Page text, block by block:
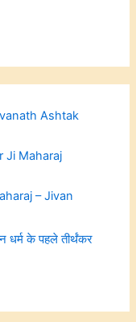
Ashtak
Ji Maharaj
– Jivan
के पहले तीर्थंकर